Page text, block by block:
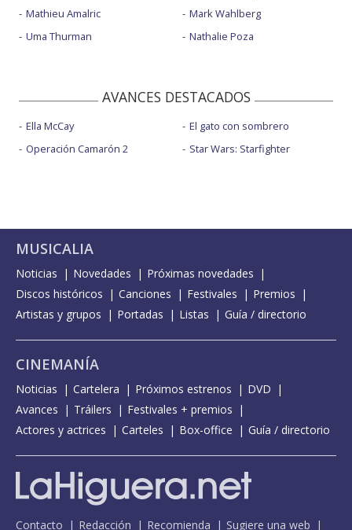
Mathieu Amalric
Uma Thurman
Mark Wahlberg
Nathalie Poza
AVANCES DESTACADOS
Ella McCay
Operación Camarón 2
El gato con sombrero
Star Wars: Starfighter
MUSICALIA
Noticias Novedades
Próximas novedades
Discos históricos
Canciones Festivales
Premios
Artistas y grupos
Portadas Listas Guía / directorio
CINEMANÍA
Noticias Cartelera Próximos estrenos
DVD
Avances
Tráilers
Festivales + premios
Actores y actrices
Carteles Box-office Guía / directorio
Contacto Redacción Recomienda Sugiere una web